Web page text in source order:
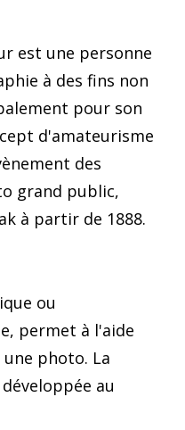
est une personne
à des fins non
pour son
d'amateurisme
des
grand public,
à partir de 1888.
ou
permet à l'aide
photo. La
au